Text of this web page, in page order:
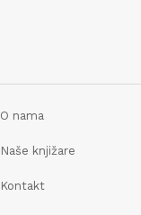
O nama
Naše knjižare
Kontakt